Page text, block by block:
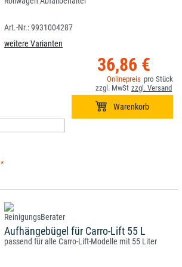
9931004287
weitere Varianten
36,86 €
*
Aufhängebügel für Carro-Lift 55 L
passend für alle Carro-Lift-Modelle mit 55 Liter